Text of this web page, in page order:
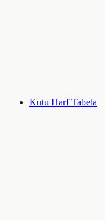
Kutu Harf Tabela